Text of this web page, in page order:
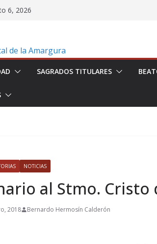
6, 2026
SAGRADOS TITULARES
NOTICIAS
al Stmo. Cristo
2018 Bernardo Hermosín Calderón